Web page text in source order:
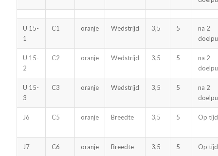
U 15-
1
C1 oranje Wedstrijd 3,5 5
na 2
U 15-
2
C2 oranje Wedstrijd 3,5 5
na 2
U 15-
3
C3 oranje Wedstrijd 3,5 5
na 2
J6 C5 oranje Breedte 3,5 5 Op tijd
J7 C6 oranje Breedte 3,5 5 Op tijd